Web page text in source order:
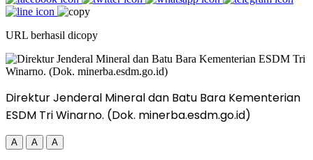
URL berhasil dicopy
Direktur Jenderal Mineral dan Batu Bara Kementerian
ESDM Tri Winarno. (Dok. minerba.esdm.go.id)
A A A